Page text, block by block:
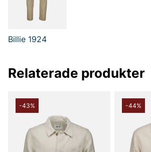
butik i Vingåker.
Billie 1924
Relaterade produkter
-43% -44%